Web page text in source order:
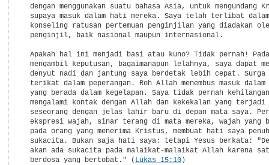
dengan menggunakan suatu bahasa Asia, untuk mengundang
supaya masuk dalam hati mereka. Saya telah terlibat
konseling ratusan pertemuan penginjilan yang diadakan
  penginjil, baik nasional maupun internasional.
Apakah hal ini menjadi basi atau kuno? Tidak pernah!
mengambil keputusan, bagaimanapun lelahnya, saya dapat
denyut nadi dan jantung saya berdetak lebih cepat. Surga
terikat dalam peperangan. Roh Allah menembus masuk dalam
yang berada dalam kegelapan. Saya tidak pernah
mengalami kontak dengan Allah dan kekekalan yang terjadi
seseorang dengan jelas lahir baru di depan mata saya.
ekspresi wajah, sinar terang di mata mereka, wajah yang
pada orang yang menerima Kristus, membuat hati saya
sukacita. Bukan saja hati saya: tetapi Yesus berkata:
akan ada sukacita pada malaikat-malaikat Allah karena
  berdosa yang bertobat." (
Lukas 15:10)